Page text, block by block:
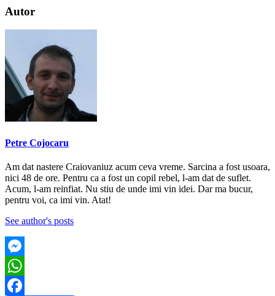
Autor
Petre Cojocaru
Am dat nastere Craiovaniuz acum ceva vreme. Sarcina a fost usoara,
nici 48 de ore. Pentru ca a fost un copil rebel, l-am dat de suflet.
Acum, l-am reinfiat. Nu stiu de unde imi vin idei. Dar ma bucur,
pentru voi, ca imi vin. Atat!
See author's posts
Messenger
WhatsApp